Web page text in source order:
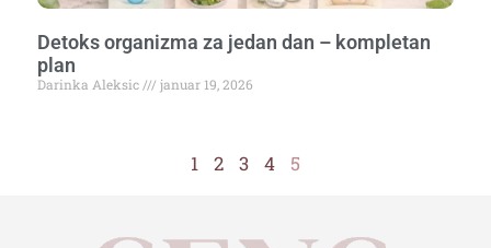
Detoks organizma za jedan dan – kompletan
plan
Darinka Aleksic januar 19, 2026
1 2 3 4 5